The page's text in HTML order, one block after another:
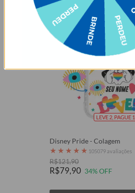
LEVE 2, PAGUE 1
Disney Pride - Colagem
★ ★ ★ ★ ★ 105079 avaliações
R$121,90
R$79,90 34% OFF